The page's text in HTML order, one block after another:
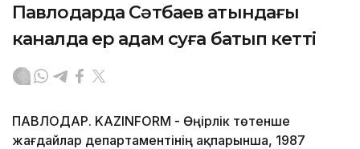
Павлодарда Сәтбаев атындағы
каналда ер адам суға батып кетті
ПАВЛОДАР. KAZINFORM - Өңірлік төтенше
жағдайлар департаментінің ақпарынша, 1987